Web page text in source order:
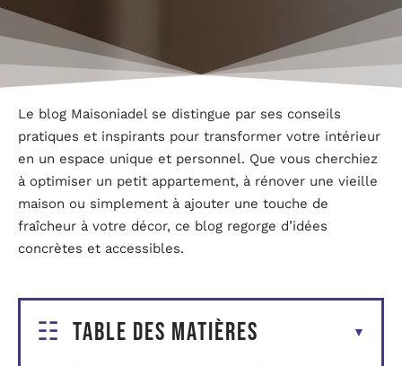
Le blog Maisoniadel se distingue par ses conseils
pratiques et inspirants pour transformer votre intérieur
en un espace unique et personnel. Que vous cherchiez
à optimiser un petit appartement, à rénover une vieille
maison ou simplement à ajouter une touche de
fraîcheur à votre décor, ce blog regorge d’idées
concrètes et accessibles.
Table des matières